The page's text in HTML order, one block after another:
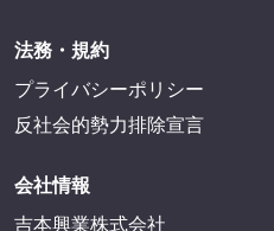
法務・規約
プライバシーポリシー
反社会的勢力排除宣言
会社情報
吉本興業株式会社